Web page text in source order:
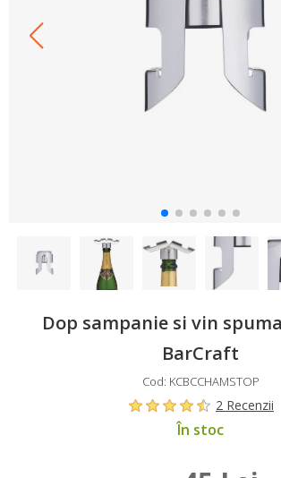
Dop sampanie si vin
BarCraft
Cod: KCBCCHAMSTOP
2 Recenzii
În stoc